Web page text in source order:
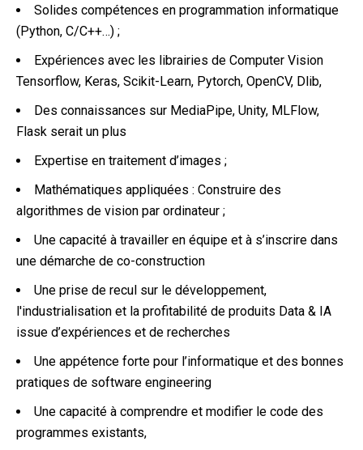
Solides compétences en programmation informatique
(Python, C/C++…) ;
Expériences avec les librairies de Computer Vision
Tensorflow, Keras, Scikit-Learn, Pytorch, OpenCV, Dlib,
Des connaissances sur MediaPipe, Unity, MLFlow,
Flask serait un plus
Expertise en traitement d’images ;
Mathématiques appliquées : Construire des
algorithmes de vision par ordinateur ;
Une capacité à travailler en équipe et à s’inscrire dans
une démarche de co-construction
Une prise de recul sur le développement,
l'industrialisation et la profitabilité de produits Data & IA
issue d’expériences et de recherches
Une appétence forte pour l’informatique et des bonnes
pratiques de software engineering
Une capacité à comprendre et modifier le code des
programmes existants,